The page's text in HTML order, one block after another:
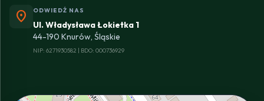
location_on ODWIEDŹ NAS
Ul. Władysława Łokietka 1
44-190 Knurów, Śląskie
NIP: 6271930582 | BDO: 000736929